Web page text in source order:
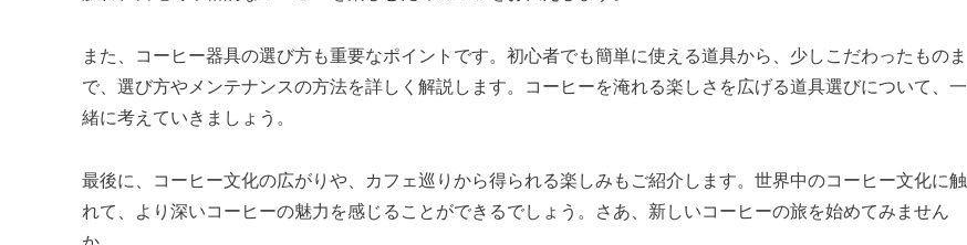
また、コーヒー器具の選び方も重要なポイントです。初心者でも簡単に使える道具から、少しこだわったものま
で、選び方やメンテナンスの方法を詳しく解説します。コーヒーを淹れる楽しさを広げる道具選びについて、一
緒に考えていきましょう。
最後に、コーヒー文化の広がりや、カフェ巡りから得られる楽しみもご紹介します。世界中のコーヒー文化に触
れて、より深いコーヒーの魅力を感じることができるでしょう。さあ、新しいコーヒーの旅を始めてみません